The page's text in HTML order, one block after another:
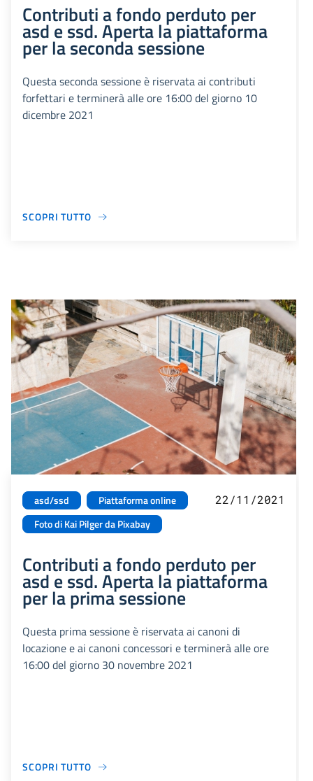
Contributi a fondo perduto per
asd e ssd. Aperta la piattaforma
per la seconda sessione
Questa seconda sessione è riservata ai contributi
forfettari e terminerà alle ore 16:00 del giorno 10
dicembre 2021
SCOPRI TUTTO
asd/ssd
Piattaforma online
Foto di Kai Pilger da Pixabay
22/11/2021
Contributi a fondo perduto per
asd e ssd. Aperta la piattaforma
per la prima sessione
Questa prima sessione è riservata ai canoni di
locazione e ai canoni concessori e terminerà alle ore
16:00 del giorno 30 novembre 2021
SCOPRI TUTTO